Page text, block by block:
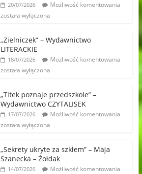
20/07/2026
Możliwość komentowania
została wyłączona
„Zielniczek” – Wydawnictwo
LITERACKIE
18/07/2026
Możliwość komentowania
została wyłączona
„Titek poznaje przedszkole” –
Wydawnictwo CZYTALISEK
17/07/2026
Możliwość komentowania
została wyłączona
„Sekrety ukryte za szkłem” – Maja
Szanecka – Żołdak
14/07/2026
Możliwość komentowania